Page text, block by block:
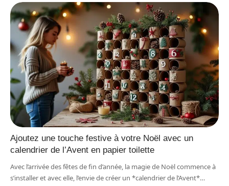
Ajoutez une touche festive à votre Noël avec un
calendrier de l’Avent en papier toilette
Avec l’arrivée des fêtes de fin d’année, la magie de Noël commence à
s’installer et avec elle, l’envie de créer un *calendrier de l’Avent*…